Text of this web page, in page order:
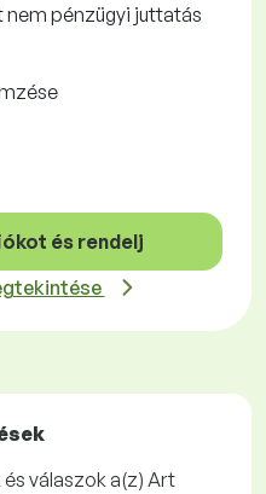
pénzügyi juttatás
és rendelj
válaszok a(z) Art